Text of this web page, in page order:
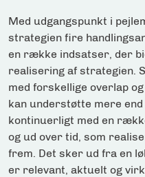
Med udgangspunkt i
strategien fire
en række indsatser, der
realisering af strategien.
med forskellige overlap
kan understøtte mere
kontinuerligt med en
og ud over tid, som
frem. Det sker ud fra en
er relevant, aktuelt og